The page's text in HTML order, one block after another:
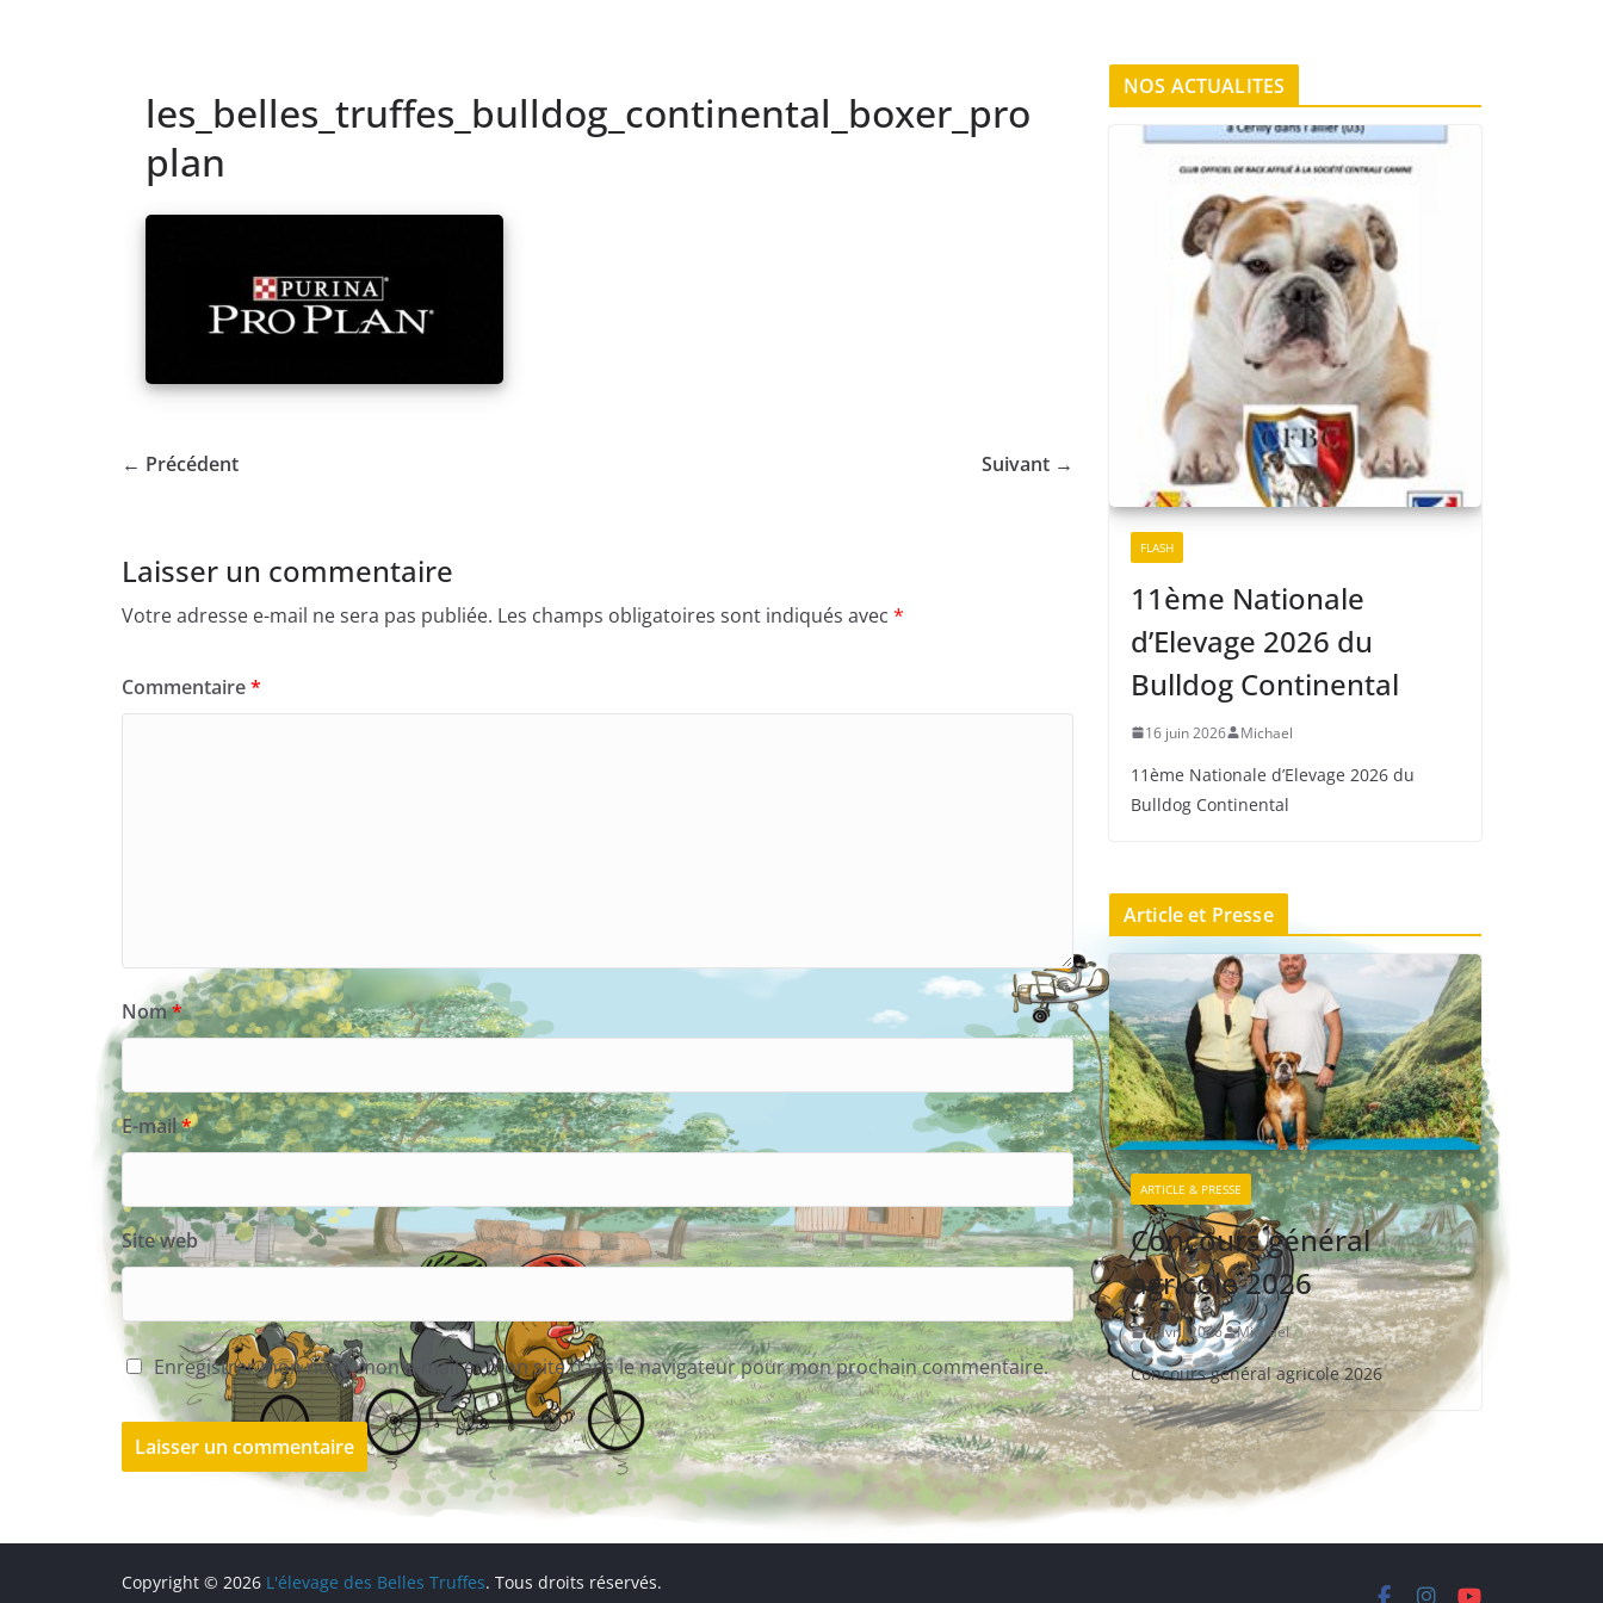
les_belles_truffes_bulldog_continental_boxer_pro
plan
← Précédent Suivant →
Laisser un commentaire
Votre adresse e-mail ne sera pas publiée. Les champs obligatoires sont indiqués avec *
Commentaire*
Nom*
E-mail*
Site web
Enregistrer mon nom, mon e-mail et mon site dans le navigateur pour mon prochain commentaire.
NOS ACTUALITES
FLASH
11ème Nationale
d’Elevage 2026 du
Bulldog Continental
16 juin 2026 Michael
11ème Nationale d’Elevage 2026 du
Bulldog Continental
Article et Presse
ARTICLE & PRESSE
Concours général
agricole 2026
7 avril 2026 Michael
Concours général agricole 2026
Copyright © 2026 L'élevage des Belles Truffes. Tous droits réservés.